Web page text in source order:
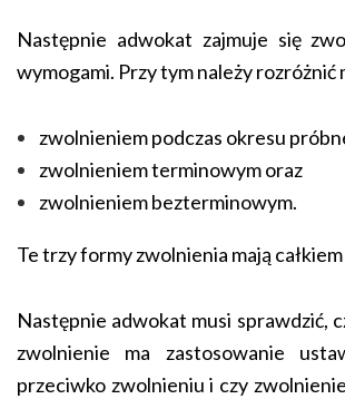
Następnie adwokat zajmuje się
wymogami. Przy tym należy rozróżnić
zwolnieniem podczas okresu
zwolnieniem terminowym oraz
zwolnieniem bezterminowym.
Te trzy formy zwolnienia mają
Następnie adwokat musi sprawdzić,
zwolnienie ma zastosowanie
przeciwko zwolnieniu i czy